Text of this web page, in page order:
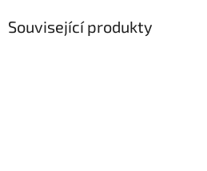
Související produkty